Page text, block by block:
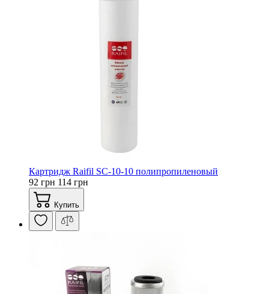
Картридж Raifil SC-10-10 полипропиленовый
92 грн 114 грн
Купить